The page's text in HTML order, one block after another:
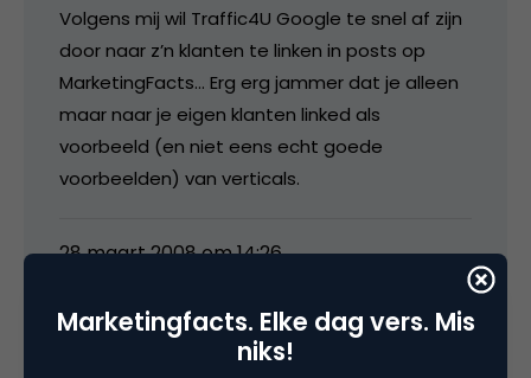
Volgens mij wil Traffic4U Google te snel af zijn
door naar z’n klanten te linken in posts op
MarketingFacts… Erg erg jammer dat je alleen
maar naar je eigen klanten linked als
voorbeeld (en niet eens echt goede
voorbeelden) van verticals.
28 maart 2008 om 14:26
Marketingfacts. Elke dag vers. Mis
niks!